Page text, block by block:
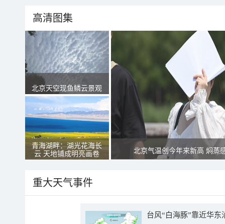
高清图集
北京天空现鱼鳞云景观
青海湖畔：湖光花海长
云 天地铺成明亮画卷
北京气温创今年来新高 焖蒸
重大天气事件
台风“白海豚”靠近华